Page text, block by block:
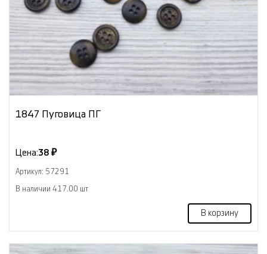
1847 Пуговица ПГ
Цена:38 ₽
Артикул: 57291
В наличии 417.00 шт
В корзину